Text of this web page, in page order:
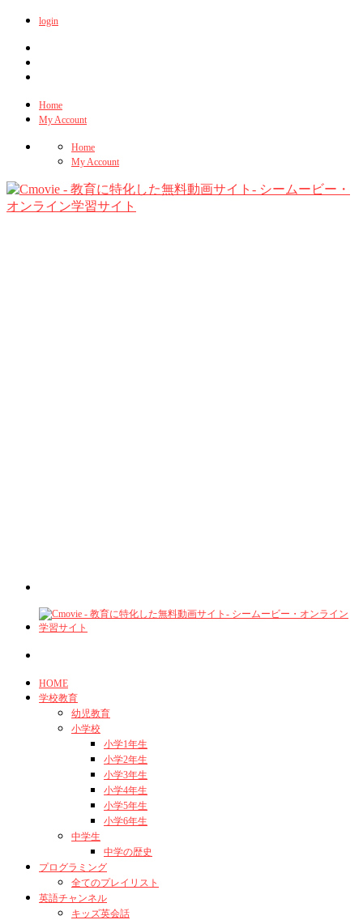
login
Home
My Account
Home
My Account
HOME
学校教育
幼児教育
小学校
小学1年生
小学2年生
小学3年生
小学4年生
小学5年生
小学6年生
中学生
中学の歴史
プログラミング
全てのプレイリスト
英語チャンネル
キッズ英会話